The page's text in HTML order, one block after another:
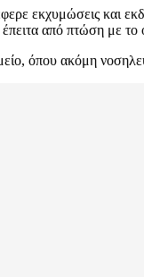
εκχυμώσεις και
από πτώση με
όπου ακόμη